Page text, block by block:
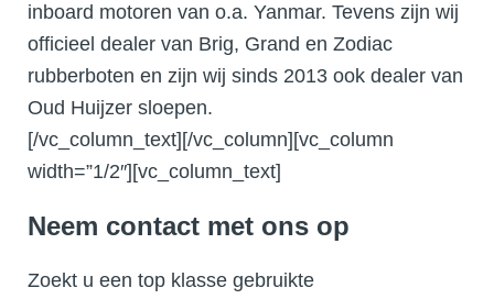
inboard motoren van o.a. Yanmar. Tevens zijn wij
officieel dealer van Brig, Grand en Zodiac
rubberboten en zijn wij sinds 2013 ook dealer van
Oud Huijzer sloepen.
[/vc_column_text][/vc_column][vc_column
width=”1/2″][vc_column_text]
Neem contact met ons op
Zoekt u een top klasse gebruikte